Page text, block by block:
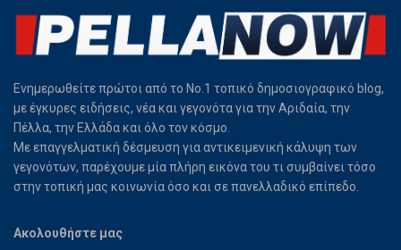
Ενημερωθείτε πρώτοι από το Νο.1 τοπικό δημοσιογραφικό blog,
με έγκυρες ειδήσεις, νέα και γεγονότα για την Αριδαία, την
Πέλλα, την Ελλάδα και όλο τον κόσμο.
Με επαγγελματική δέσμευση για αντικειμενική κάλυψη των
γεγονότων, παρέχουμε μία πλήρη εικόνα του τι συμβαίνει τόσο
στην τοπική μας κοινωνία όσο και σε πανελλαδικό επίπεδο.
Ακολουθήστε μας